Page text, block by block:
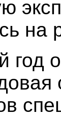
на
год